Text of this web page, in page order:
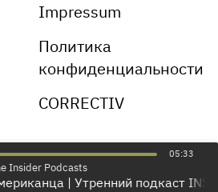
Insider Podcasts
| Утренний подкаст
05:33
Impressum
Политика
конфиденциальности
CORRECTIV